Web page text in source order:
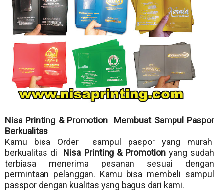
Nisa Printing & Promotion Membuat Sampul Paspor
Berkualitas
Kamu bisa Order sampul paspor yang murah
berkualitas di
Nisa Printing & Promotion yang sudah
terbiasa menerima pesanan sesuai dengan
permintaan pelanggan. Kamu bisa membeli sampul
passpor dengan kualitas yang bagus dari kami.